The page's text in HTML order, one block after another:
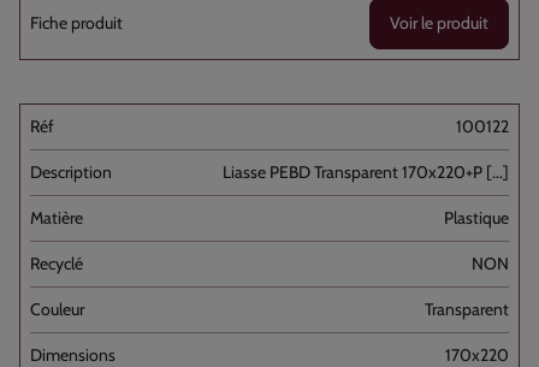
Voir le produit
100122
Liasse PEBD Transparent 170x220+P [...]
Plastique
NON
Transparent
170x220